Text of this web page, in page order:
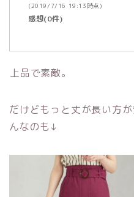
(2019/7/16 19:13時点)
感想(0件)
上品で素敵。
だけどもっと丈が長い方
んなのも↓